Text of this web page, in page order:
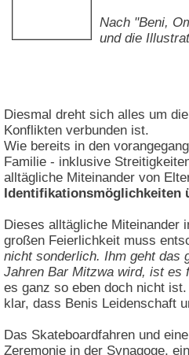
Nach "Beni,
und die
Diesmal dreht sich alles um
Konflikten verbunden ist.
Wie bereits in den
Familie - inklusive
alltägliche Miteinander von
Identifikationsmöglichkeiten
Dieses alltägliche Miteinander
großen Feierlichkeit muss
nicht sonderlich. Ihm geht das
Jahren Bar Mitzwa wird, ist es
es ganz so eben doch nicht
klar, dass Benis Leidenschaft
Das Skateboardfahren und
Zeremonie in der Synagoge,